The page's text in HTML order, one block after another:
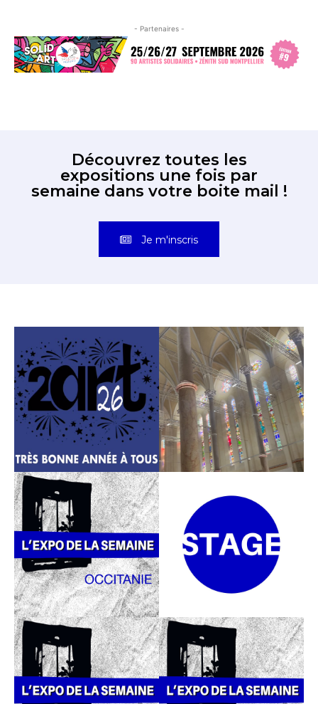
- Partenaires -
Découvrez toutes les
expositions une fois par
semaine dans votre boite mail !
Je m'inscris